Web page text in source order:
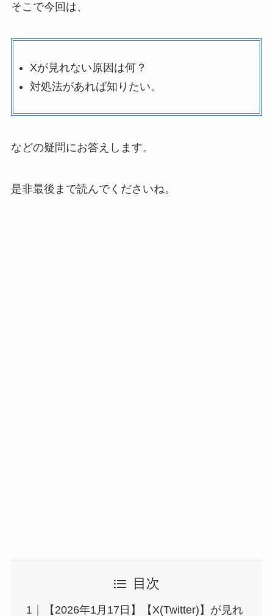
そこで今回は、
Xが見れない原因は何？
対処法があれば知りたい。
などの疑問にお答えします。
是非最後まで読んでくださいね。
目次
【2026年1月17日】【X(Twitter)】が見れ